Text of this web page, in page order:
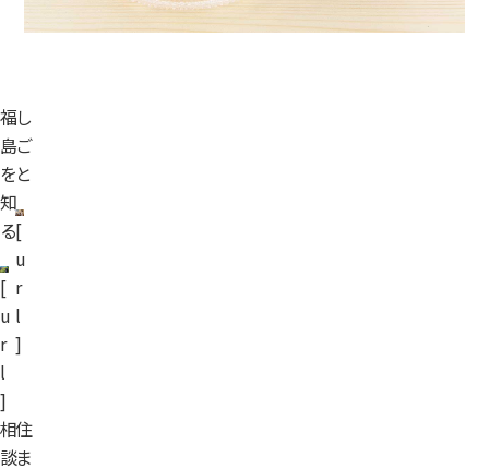
福
島
を
知
る
[
u
r
l
]
し
ご
と
[
u
r
l
]
相
談
住
ま